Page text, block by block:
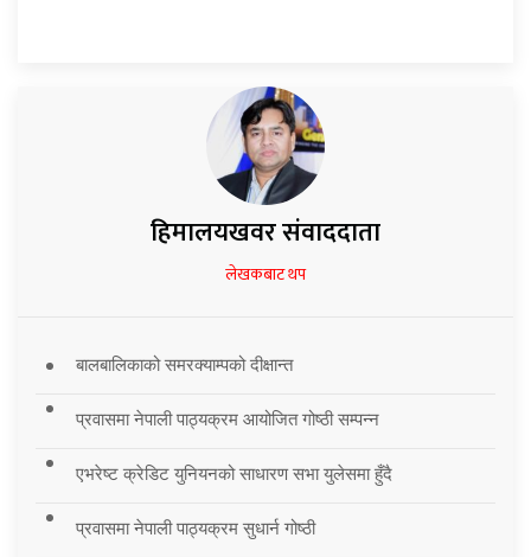
हिमालयखवर संवाददाता
लेखकबाट थप
बालबालिकाको समरक्याम्पको दीक्षान्त
प्रवासमा नेपाली पाठ्यक्रम आयोजित गोष्ठी सम्पन्न
एभरेष्ट क्रेडिट युनियनको साधारण सभा युलेसमा हुँदै
प्रवासमा नेपाली पाठ्यक्रम सुधार्न गोष्ठी